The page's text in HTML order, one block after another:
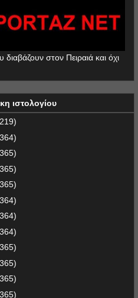
στον Πειραιά και όχι
ιστολογίου